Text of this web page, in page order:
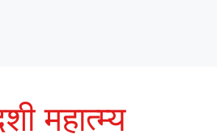
महात्म्य